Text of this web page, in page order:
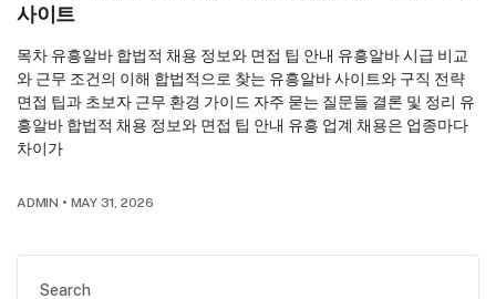
Search
사이트
목차 유흥알바 합법적 채용 정보와 면접 팁 안내 유흥알바 시급 비교
와 근무 조건의 이해 합법적으로 찾는 유흥알바 사이트와 구직 전략
면접 팁과 초보자 근무 환경 가이드 자주 묻는 질문들 결론 및 정리 유
흥알바 합법적 채용 정보와 면접 팁 안내 유흥 업계 채용은 업종마다
차이가
ADMIN • MAY 31, 2026